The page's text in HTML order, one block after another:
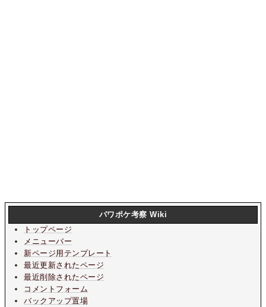
パワポケ考察 Wiki
トップページ
メニューバー
新ページ用テンプレート
最近更新されたページ
最近削除されたページ
コメントフォーム
バックアップ置場